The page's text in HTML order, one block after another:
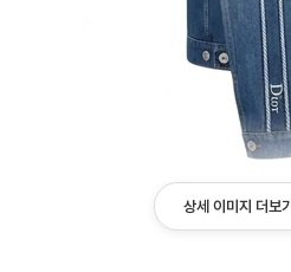
상세 이미지 더보기